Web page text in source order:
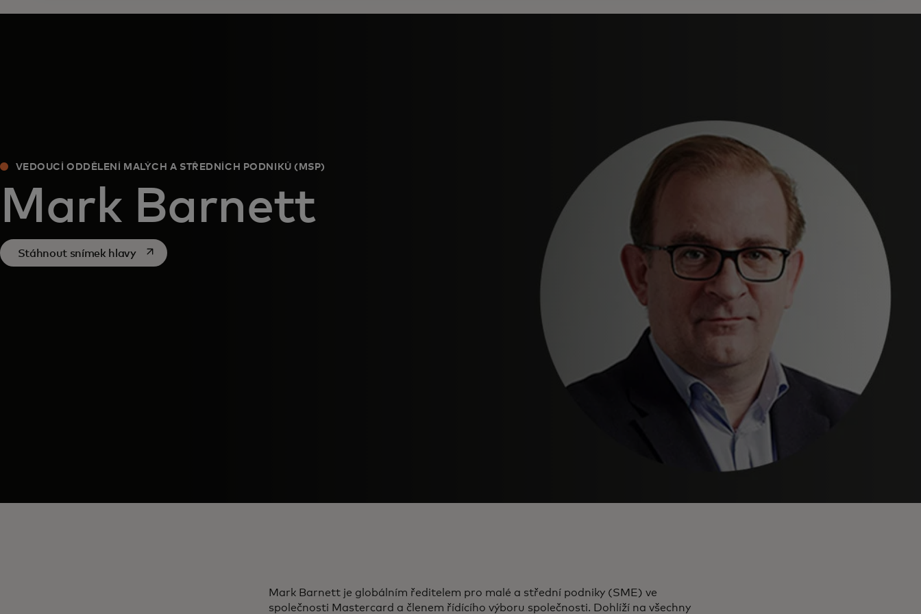
VEDOUCÍ ODDĚLENÍ MALÝCH A STŘEDNÍCH PODNIKŮ (MSP)
Mark Barnett
Stáhnout snímek hlavyopens in a new tab
Mark Barnett je globálním ředitelem pro malé a střední podniky (SME) ve
společnosti Mastercard a členem řídícího výboru společnosti. Dohlíží na všechny